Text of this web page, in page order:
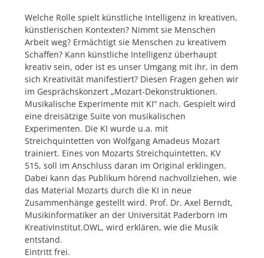
Welche Rolle spielt künstliche Intelligenz in kreativen,
künstlerischen Kontexten? Nimmt sie Menschen
Arbeit weg? Ermächtigt sie Menschen zu kreativem
Schaffen? Kann künstliche Intelligenz überhaupt
kreativ sein, oder ist es unser Umgang mit ihr, in dem
sich Kreativität manifestiert? Diesen Fragen gehen wir
im Gesprächskonzert „Mozart-Dekonstruktionen.
Musikalische Experimente mit KI“ nach. Gespielt wird
eine dreisätzige Suite von musikalischen
Experimenten. Die KI wurde u.a. mit
Streichquintetten von Wolfgang Amadeus Mozart
trainiert. Eines von Mozarts Streichquintetten, KV
515, soll im Anschluss daran im Original erklingen.
Dabei kann das Publikum hörend nachvollziehen, wie
das Material Mozarts durch die KI in neue
Zusammenhänge gestellt wird. Prof. Dr. Axel Berndt,
Musikinformatiker an der Universität Paderborn im
KreativInstitut.OWL, wird erklären, wie die Musik
entstand.
Eintritt frei.